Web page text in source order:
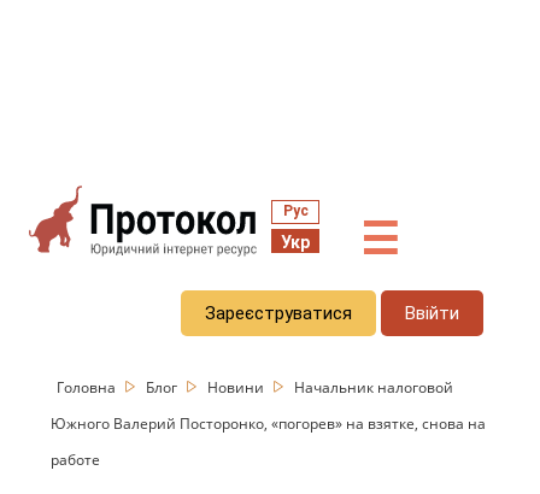
Рус
Укр ☰
Зареєструватися Ввійти
Головна Блог Новини
Начальник налоговой
Южного Валерий Посторонко, «погорев» на взятке, снова на
работе